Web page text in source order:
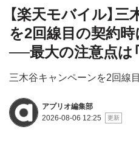
【楽天モバイル】
を2回線目の契約
──最大の注意点は
三木谷キャンペーンを2回線
アプリオ編集部
2026-08-06 12:25